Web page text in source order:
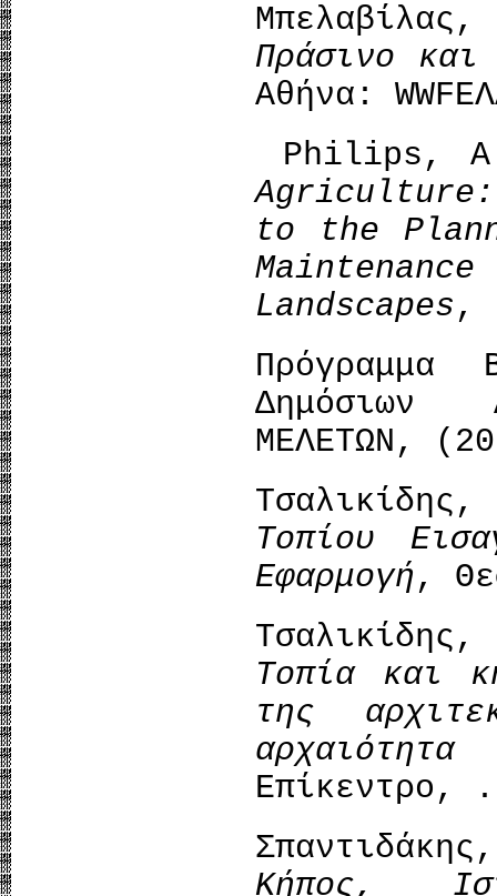
Πράσινο
Αθήνα:
Philips,
to the
Landscapes,
Πρόγραμμα
Δημόσιων
ΜΕΛΕΤΩΝ,
Τοπίου
Εφαρμογή,
Τοπία και
της
Επίκεντρο, .
Κήπος,